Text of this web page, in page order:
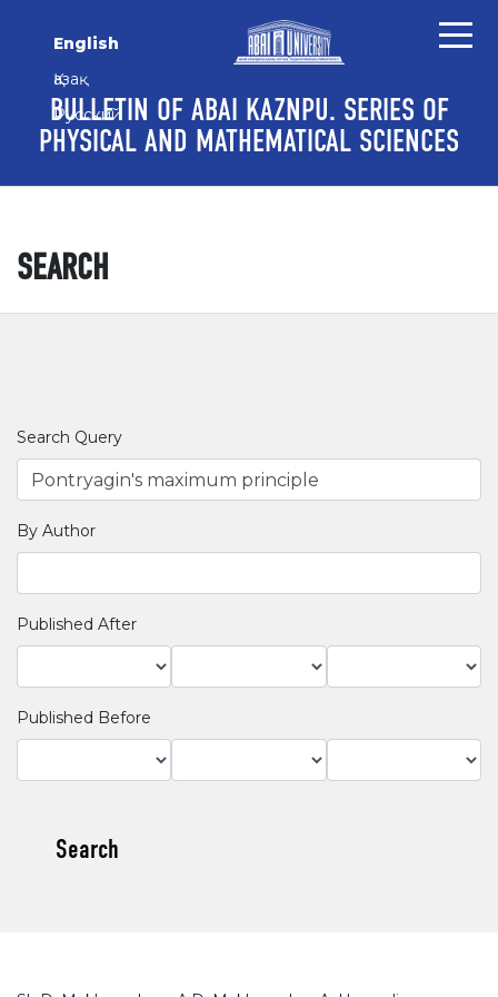
English
Қазақ
Русский
BULLETIN OF ABAI KAZNPU. SERIES OF
PHYSICAL AND MATHEMATICAL SCIENCES
SEARCH
Search Query
By Author
Published After
Published Before
Search